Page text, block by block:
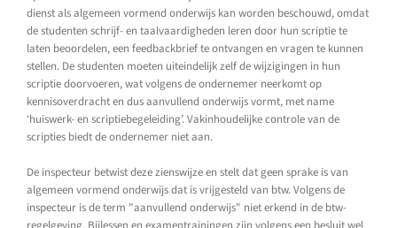
dienst als algemeen vormend onderwijs kan worden beschouwd, omdat
de studenten schrijf- en taalvaardigheden leren door hun scriptie te
laten beoordelen, een feedbackbrief te ontvangen en vragen te kunnen
stellen. De studenten moeten uiteindelijk zelf de wijzigingen in hun
scriptie doorvoeren, wat volgens de ondernemer neerkomt op
kennisoverdracht en dus aanvullend onderwijs vormt, met name
‘huiswerk- en scriptiebegeleiding’. Vakinhoudelijke controle van de
scripties biedt de ondernemer niet aan.
De inspecteur betwist deze zienswijze en stelt dat geen sprake is van
algemeen vormend onderwijs dat is vrijgesteld van btw. Volgens de
inspecteur is de term "aanvullend onderwijs" niet erkend in de btw-